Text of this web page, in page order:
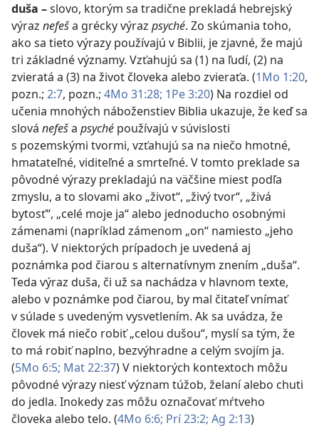
duša –slovo, ktorým sa tradične prekladá hebrejský
výraz nefeša grécky výraz psyché. Zo skúmania toho,
ako sa tieto výrazy používajú v Biblii, je zjavné, že majú
tri základné významy. Vzťahujú sa (1) na ľudí, (2) na
zvieratá a (3) na život človeka alebo zvieraťa. (1Mo 1:20,
pozn.; 2:7, pozn.; 4Mo 31:28; 1Pe 3:20) Na rozdiel od
učenia mnohých náboženstiev Biblia ukazuje, že keď sa
slová nefeša psyché používajú v súvislosti
s pozemskými tvormi, vzťahujú sa na niečo hmotné,
hmatateľné, viditeľné a smrteľné. V tomto preklade sa
pôvodné výrazy prekladajú na väčšine miest podľa
zmyslu, a to slovami ako „život“, „živý tvor“, „živá
bytosť“, „celé moje ja“ alebo jednoducho osobnými
zámenami (napríklad zámenom „on“ namiesto „jeho
duša“). V niektorých prípadoch je uvedená aj
poznámka pod čiarou s alternatívnym znením „duša“.
Teda výraz duša, či už sa nachádza v hlavnom texte,
alebo v poznámke pod čiarou, by mal čitateľ vnímať
v súlade s uvedeným vysvetlením. Ak sa uvádza, že
človek má niečo robiť „celou dušou“, myslí sa tým, že
to má robiť naplno, bezvýhradne a celým svojím ja.
(5Mo 6:5; Mat 22:37) V niektorých kontextoch môžu
pôvodné výrazy niesť význam túžob, želaní alebo chuti
do jedla. Inokedy zas môžu označovať mŕtveho
človeka alebo telo. (4Mo 6:6; Prí 23:2; Ag 2:13)